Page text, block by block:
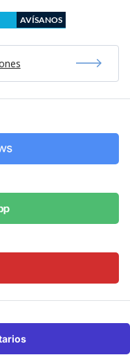
AVÍSANOS